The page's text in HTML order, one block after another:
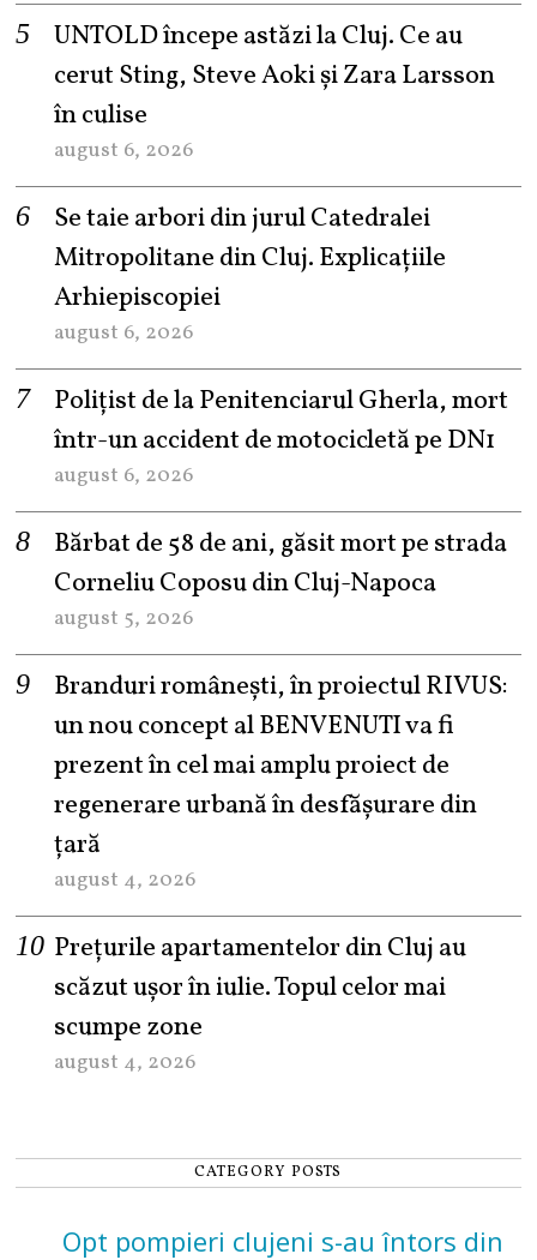
UNTOLD începe astăzi la Cluj. Ce au
cerut Sting, Steve Aoki și Zara Larsson
în culise
august 6, 2026
Se taie arbori din jurul Catedralei
Mitropolitane din Cluj. Explicațiile
Arhiepiscopiei
august 6, 2026
Polițist de la Penitenciarul Gherla, mort
într-un accident de motocicletă pe DN1
august 6, 2026
Bărbat de 58 de ani, găsit mort pe strada
Corneliu Coposu din Cluj-Napoca
august 5, 2026
Branduri românești, în proiectul RIVUS:
un nou concept al BENVENUTI va fi
prezent în cel mai amplu proiect de
regenerare urbană în desfășurare din
țară
august 4, 2026
Prețurile apartamentelor din Cluj au
scăzut ușor în iulie. Topul celor mai
scumpe zone
august 4, 2026
CATEGORY POSTS
Opt pompieri clujeni s-au întors din